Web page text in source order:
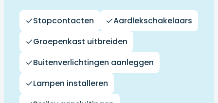
Stopcontacten
Aardlekschakelaars
Groepenkast uitbreiden
Buitenverlichtingen aanleggen
Lampen installeren